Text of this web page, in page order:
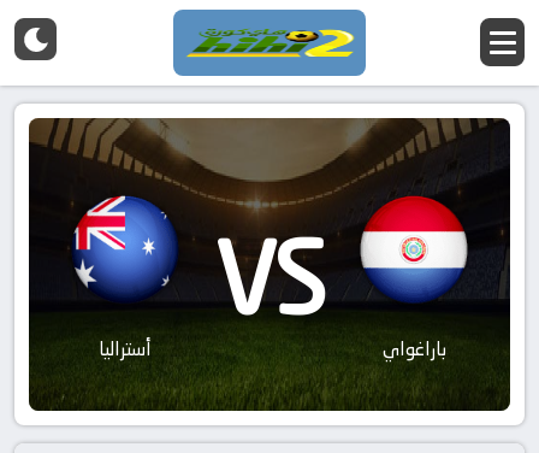
باراغواي VS أستراليا